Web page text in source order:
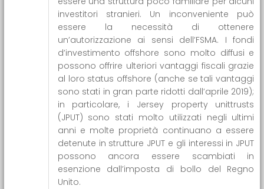
investitori stranieri. Un inconveniente può
essere la necessità di ottenere
un’autorizzazione ai sensi dell’FSMA. I fondi
d’investimento offshore sono molto diffusi e
possono offrire ulteriori vantaggi fiscali grazie
al loro status offshore (anche se tali vantaggi
sono stati in gran parte ridotti dall’aprile 2019);
in particolare, i Jersey property unittrusts
(JPUT) sono stati molto utilizzati negli ultimi
anni e molte proprietà continuano a essere
detenute in strutture JPUT e gli interessi in JPUT
possono ancora essere scambiati in
esenzione dall’imposta di bollo del Regno
Unito.